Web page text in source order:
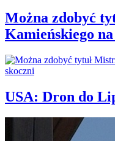
Można zdobyć
Kamieńskiego
USA: Dron do